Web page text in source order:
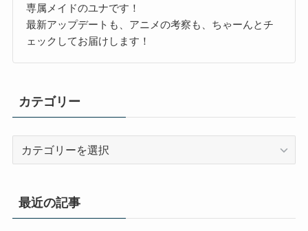
専属メイドのユナです！
最新アップデートも、アニメの考察も、ちゃーんとチ
ェックしてお届けします！
カテゴリー
リ
最近の記事